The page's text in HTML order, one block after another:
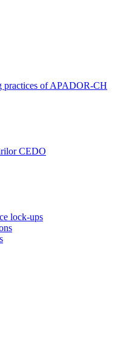
practices of APADOR-CH
CEDO
lock-ups